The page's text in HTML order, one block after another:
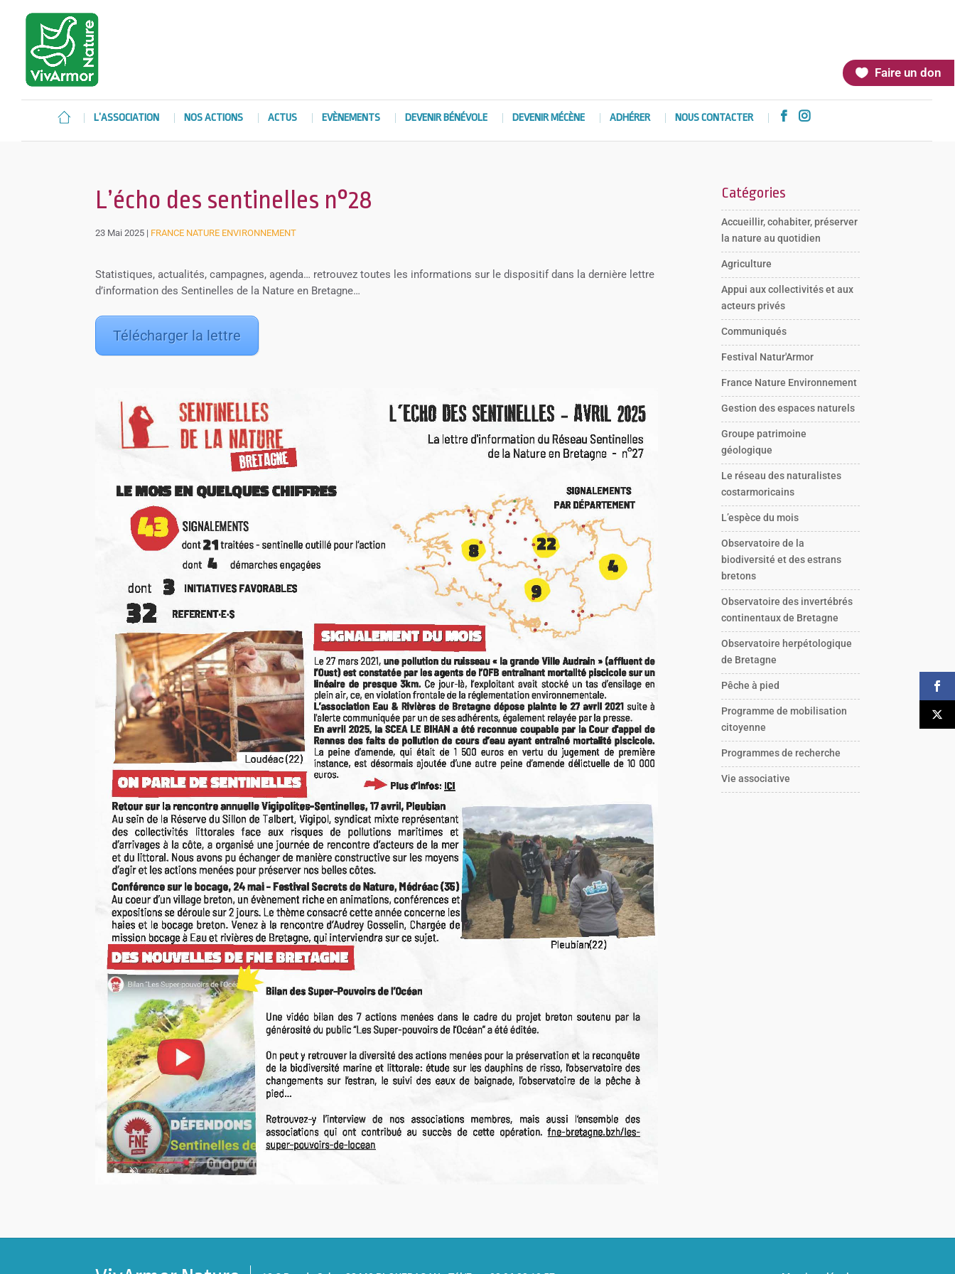
Faire un don
L’ASSOCIATION NOS ACTIONS ACTUS EVÈNEMENTS DEVENIR BÉNÉVOLE DEVENIR MÉCÈNE ADHÉRER NOUS CONTACTER  
L’écho des sentinelles n°28
23 Mai 2025 | FRANCE NATURE ENVIRONNEMENT
Statistiques, actualités, campagnes, agenda… retrouvez toutes les informations sur le dispositif dans la dernière lettre
d’information des Sentinelles de la Nature en Bretagne…
Télécharger la lettre
Catégories
Accueillir, cohabiter, préserver
la nature au quotidien
Agriculture
Appui aux collectivités et aux
acteurs privés
Communiqués
Festival Natur'Armor
France Nature Environnement
Gestion des espaces naturels
Groupe patrimoine
géologique
Le réseau des naturalistes
costarmoricains
L’espèce du mois
Observatoire de la
biodiversité et des estrans
bretons
Observatoire des invertébrés
continentaux de Bretagne
Observatoire herpétologique
de Bretagne
Pêche à pied
Programme de mobilisation
citoyenne
Programmes de recherche
Vie associative